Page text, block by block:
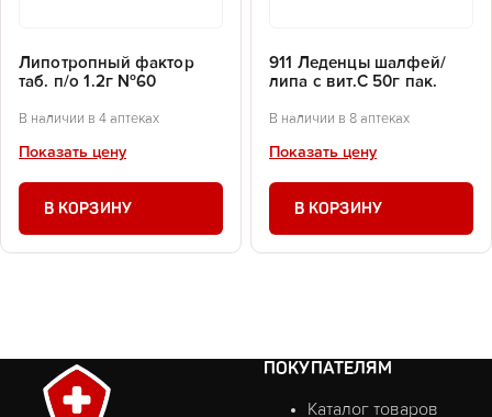
Липотропный фактор
таб. п/о 1.2г №60
В наличии в 4 аптеках
Показать цену
В КОРЗИНУ
911 Леденцы шалфей/
липа с вит.С 50г пак.
В наличии в 8 аптеках
Показать цену
В КОРЗИНУ
ПОКУПАТЕЛЯМ
Каталог товаров